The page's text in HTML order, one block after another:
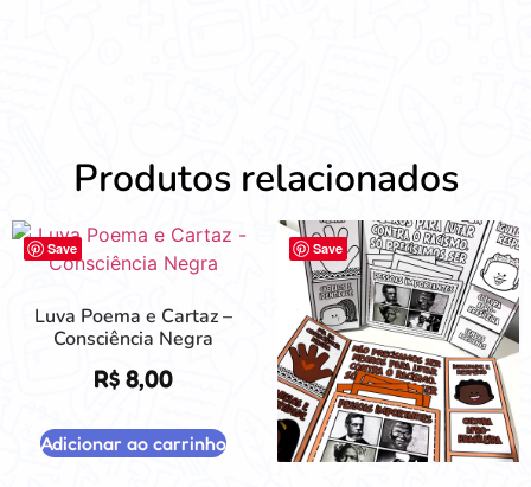
Produtos relacionados
Save
Luva Poema e Cartaz –
Consciência Negra
R$8,00
Adicionar ao carrinho
Save